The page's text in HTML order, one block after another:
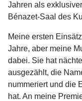
Jahren als
Bénazet-Saal des
Meine ersten
Jahre, aber meine
dabei. Sie hat
ausgezählt, die
nummeriert und die
hat. An meine